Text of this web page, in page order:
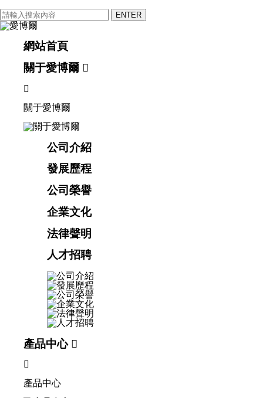
網站首頁
關于愛博爾 

關于愛博爾
公司介紹
發展歷程
公司榮譽
企業文化
法律聲明
人才招聘
產品中心 

產品中心